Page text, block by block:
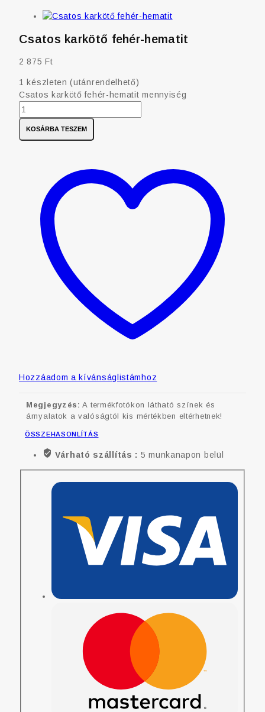
Csatos karkötő fehér-hematit
2 875Ft
1 készleten (utánrendelhető)
Csatos karkötő fehér-hematit mennyiség
KOSÁRBA TESZEM
Hozzáadom a kívánságlistámhoz
Megjegyzés: A termékfotókon látható színek és
árnyalatok a valóságtól kis mértékben eltérhetnek!
ÖSSZEHASONLÍTÁS
Várható szállítás : 5 munkanapon belül